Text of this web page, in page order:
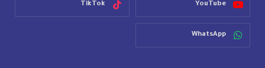
YouTube
TikTok
WhatsApp